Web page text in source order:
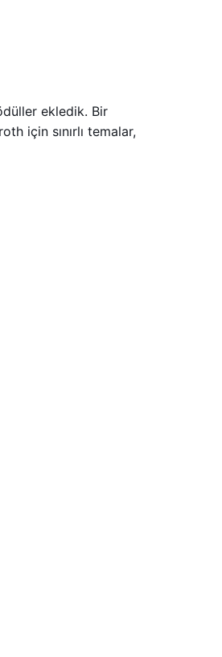
ekledik. Bir
için sınırlı temalar,